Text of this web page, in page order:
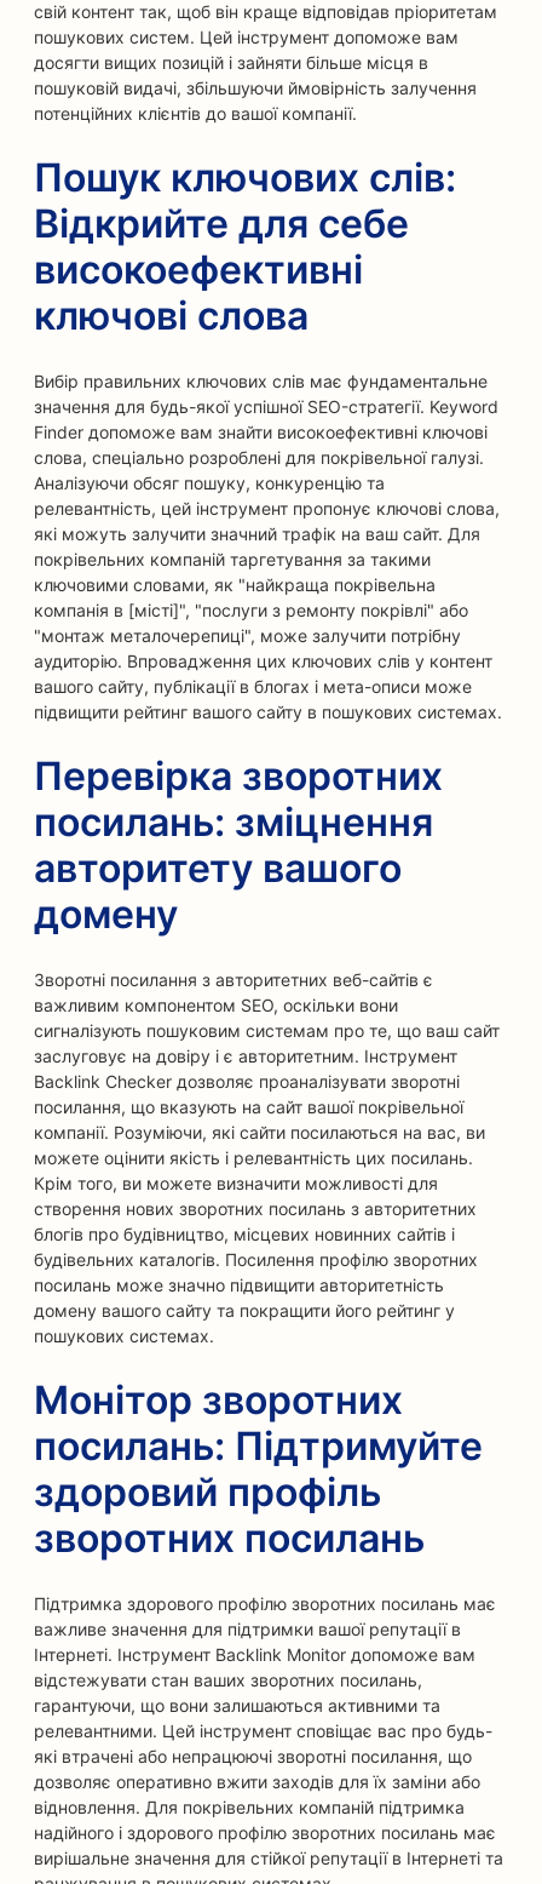
свій контент так, щоб він краще відповідав пріоритетам
пошукових систем. Цей інструмент допоможе вам
досягти вищих позицій і зайняти більше місця в
пошуковій видачі, збільшуючи ймовірність залучення
потенційних клієнтів до вашої компанії.
Пошук ключових слів:
Відкрийте для себе
високоефективні
ключові слова
Вибір правильних ключових слів має фундаментальне
значення для будь-якої успішної SEO-стратегії. Keyword
Finder допоможе вам знайти високоефективні ключові
слова, спеціально розроблені для покрівельної галузі.
Аналізуючи обсяг пошуку, конкуренцію та
релевантність, цей інструмент пропонує ключові слова,
які можуть залучити значний трафік на ваш сайт. Для
покрівельних компаній таргетування за такими
ключовими словами, як "найкраща покрівельна
компанія в [місті]", "послуги з ремонту покрівлі" або
"монтаж металочерепиці", може залучити потрібну
аудиторію. Впровадження цих ключових слів у контент
вашого сайту, публікації в блогах і мета-описи може
підвищити рейтинг вашого сайту в пошукових системах.
Перевірка зворотних
посилань: зміцнення
авторитету вашого
домену
Зворотні посилання з авторитетних веб-сайтів є
важливим компонентом SEO, оскільки вони
сигналізують пошуковим системам про те, що ваш сайт
заслуговує на довіру і є авторитетним. Інструмент
Backlink Checker дозволяє проаналізувати зворотні
посилання, що вказують на сайт вашої покрівельної
компанії. Розуміючи, які сайти посилаються на вас, ви
можете оцінити якість і релевантність цих посилань.
Крім того, ви можете визначити можливості для
створення нових зворотних посилань з авторитетних
блогів про будівництво, місцевих новинних сайтів і
будівельних каталогів. Посилення профілю зворотних
посилань може значно підвищити авторитетність
домену вашого сайту та покращити його рейтинг у
пошукових системах.
Монітор зворотних
посилань: Підтримуйте
здоровий профіль
зворотних посилань
Підтримка здорового профілю зворотних посилань має
важливе значення для підтримки вашої репутації в
Інтернеті. Інструмент Backlink Monitor допоможе вам
відстежувати стан ваших зворотних посилань,
гарантуючи, що вони залишаються активними та
релевантними. Цей інструмент сповіщає вас про будь-
які втрачені або непрацюючі зворотні посилання, що
дозволяє оперативно вжити заходів для їх заміни або
відновлення. Для покрівельних компаній підтримка
надійного і здорового профілю зворотних посилань має
вирішальне значення для стійкої репутації в Інтернеті та